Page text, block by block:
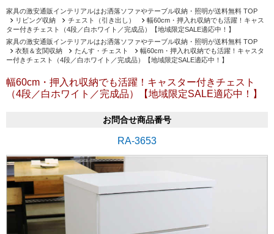
家具の激安通販インテリアルはお洒落ソファやテーブル収納・照明が送料無料 TOP
リビング収納
チェスト（引き出し）
幅60cm・押入れ収納でも活躍！キャス
ター付きチェスト（4段／白ホワイト／完成品）【地域限定SALE適応中！】
家具の激安通販インテリアルはお洒落ソファやテーブル収納・照明が送料無料 TOP
衣類＆玄関収納
たんす・チェスト
幅60cm・押入れ収納でも活躍！キャスタ
ー付きチェスト（4段／白ホワイト／完成品）【地域限定SALE適応中！】
幅60cm・押入れ収納でも活躍！キャスター付きチェスト
（4段／白ホワイト／完成品）【地域限定SALE適応中！】
お問合せ商品番号
RA-3653